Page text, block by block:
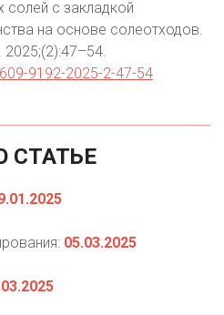
с закладкой
на основе солеотходов.
9192-2025-2-47-54
СТАТЬЕ
05.03.2025